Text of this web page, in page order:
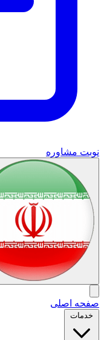
نوبت مشاوره
صفحه اصلی
خدمات